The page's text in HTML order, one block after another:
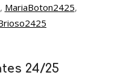
, MariaBoton2425
24/25